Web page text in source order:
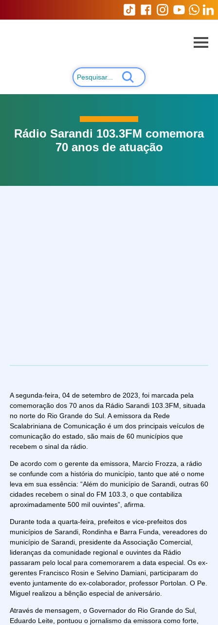
Rádio Sarandi 103.3FM comemora
70 anos de atuação
A segunda-feira, 04 de setembro de 2023, foi marcada pela
comemoração dos 70 anos da Rádio Sarandi 103.3FM, situada
no norte do Rio Grande do Sul. A emissora da Rede
Scalabriniana de Comunicação é um dos principais veículos de
comunicação do estado, são mais de 60 municípios que
recebem o sinal da rádio.
De acordo com o gerente da emissora, Marcio Frozza, a rádio
se confunde com a história do município, tanto que até o nome
leva em sua essência: “Além do município de Sarandi, outras 60
cidades recebem o sinal do FM 103.3, o que contabiliza
aproximadamente 500 mil ouvintes”, afirma.
Durante toda a quarta-feira, prefeitos e vice-prefeitos dos
municípios de Sarandi, Rondinha e Barra Funda, vereadores do
município de Sarandi, presidente da Associação Comercial,
lideranças da comunidade regional e ouvintes da Rádio
passaram pelo local para comemorarem a data especial. Os ex-
gerentes Francisco Rosin e Selvino Damiani, participaram do
evento juntamente do ex-colaborador, professor Portolan. O Pe.
Miguel realizou a bênção especial de aniversário.
Através de mensagem, o Governador do Rio Grande do Sul,
Eduardo Leite, pontuou o jornalismo da emissora como forte,